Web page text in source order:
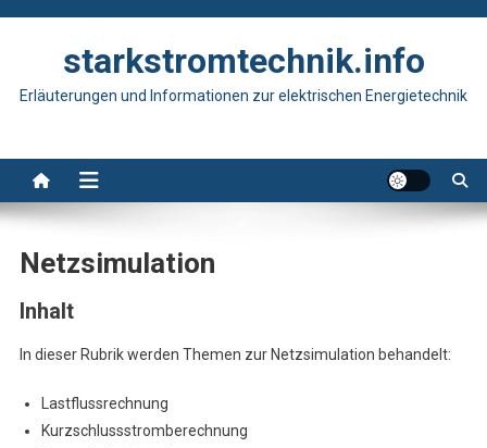
starkstromtechnik.info
Erläuterungen und Informationen zur elektrischen Energietechnik
Netzsimulation
Inhalt
In dieser Rubrik werden Themen zur Netzsimulation behandelt:
Lastflussrechnung
Kurzschlussstromberechnung